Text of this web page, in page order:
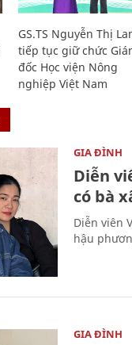
GS.TS Nguyễn Thị
tiếp tục giữ chức
đốc Học viện Nông
nghiệp Việt Nam
GIA ĐÌNH
Diễn
có bà
Diễn viên
hậu
GIA ĐÌNH